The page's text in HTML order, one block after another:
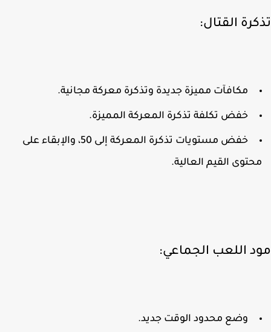
القتال:
مكافآت مميزة جديدة وتذكرة معركة مجانية.
خفض تكلفة تذكرة المعركة المميزة.
خفض مستويات تذكرة المعركة إلى 50، والإبقاء على
القيم العالية.
اللعب الجماعي:
وضع محدود الوقت جديد.